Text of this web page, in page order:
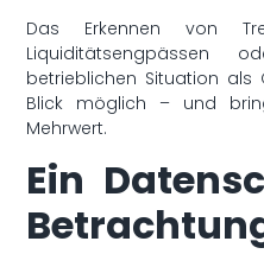
Das Erkennen von
Liquiditätsengpässen
betrieblichen Situation
Blick möglich – und
Mehrwert.
Ein